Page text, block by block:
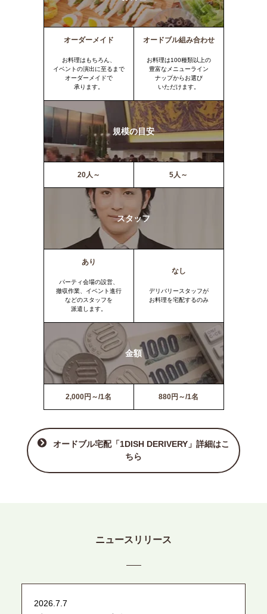
オーダーメイド
お料理はもちろん、
イベントの演出に至るまで
オーダーメイドで
承ります。
オードブル組み合わせ
お料理は100種類以上の
豊富なメニューライン
ナップからお選び
いただけます。
規模の目安
20人～ 5人～
スタッフ
あり
パーティ会場の設営、
撤収作業、イベント進行
などのスタッフを
派遣します。
なし
デリバリースタッフが
お料理を宅配するのみ
金額
2,000円～/1名 880円～/1名
オードブル宅配「1DISH DERIVERY」詳細はこ
ちら
ニュースリリース
2026.7.7